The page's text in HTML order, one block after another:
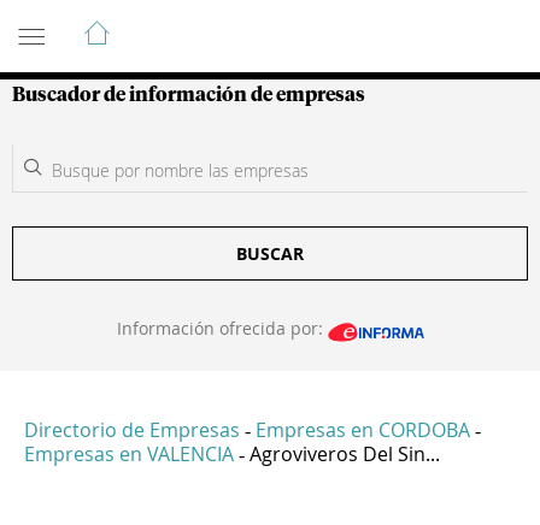
Guía de Empresas Colombianas
Buscador de información de empresas
BUSCAR
Información ofrecida por:
Directorio de Empresas - Empresas en CORDOBA -
Empresas en VALENCIA - Agroviveros Del Sin...